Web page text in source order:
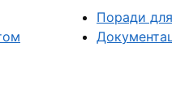
Поради